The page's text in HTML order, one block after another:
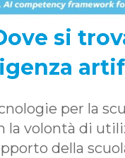
si
per la
la volontà di
della